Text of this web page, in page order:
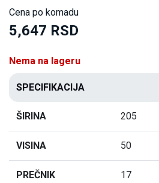
Cena po komadu
5,647 RSD
Nema na lageru
SPECIFIKACIJA
ŠIRINA 205
VISINA 50
PREČNIK 17